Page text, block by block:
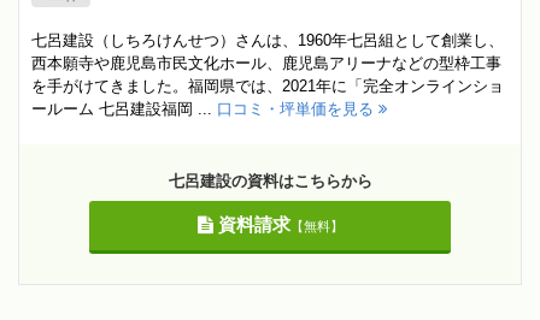
七呂建設（しちろけんせつ）さんは、1960年七呂組として創業し、
西本願寺や鹿児島市民文化ホール、鹿児島アリーナなどの型枠工事
を手がけてきました。福岡県では、2021年に「完全オンラインショ
ールーム 七呂建設福岡 ... 口コミ・坪単価を見る
七呂建設の資料はこちらから
資料請求【無料】